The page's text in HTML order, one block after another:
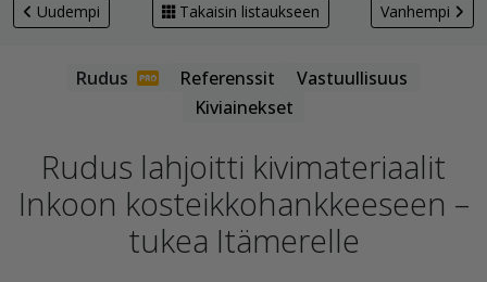
Uudempi Takaisin listaukseen Vanhempi
Referenssit
Vastuullisuus
Kiviainekset
Rudus lahjoitti kivimateriaalit
Inkoon kosteikkohankkeeseen –
tukea Itämerelle